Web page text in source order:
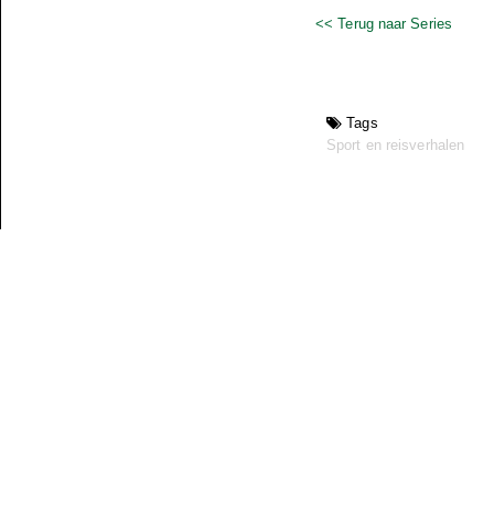
<< Terug naar Series
Tags
Sport en reisverhalen